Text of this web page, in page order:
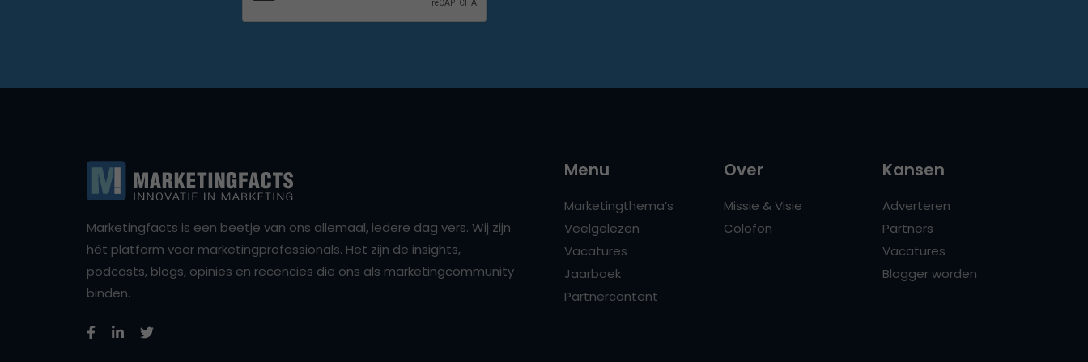
Marketingfacts is een beetje van ons allemaal, iedere dag vers. Wij zijn
hét platform voor marketingprofessionals. Het zijn de insights,
podcasts, blogs, opinies en recencies die ons als marketingcommunity
binden.
Menu
Marketingthema’s
Veelgelezen
Vacatures
Jaarboek
Partnercontent
Over
Missie & Visie
Colofon
Kansen
Adverteren
Partners
Vacatures
Blogger worden